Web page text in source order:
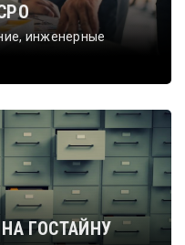
инженерные
ГОСТАЙНУ